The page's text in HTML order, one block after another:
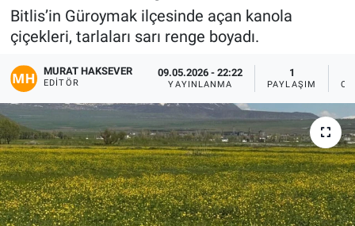
Bitlis’in Güroymak ilçesinde açan kanola
çiçekleri, tarlaları sarı renge boyadı.
MURAT HAKSEVER
EDITÖR
09.05.2026 - 22:22
YAYINLANMA
1
PAYLAŞIM
Genel
Gündem
Magazin
Politika